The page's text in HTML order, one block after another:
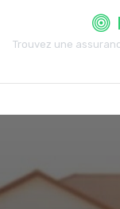
Trouvez une